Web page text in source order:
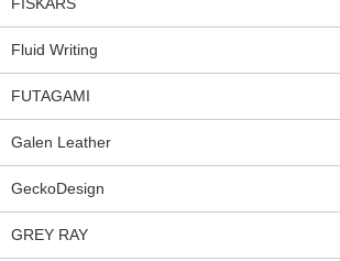
Fluid Writing
FUTAGAMI
Galen Leather
GeckoDesign
GREY RAY